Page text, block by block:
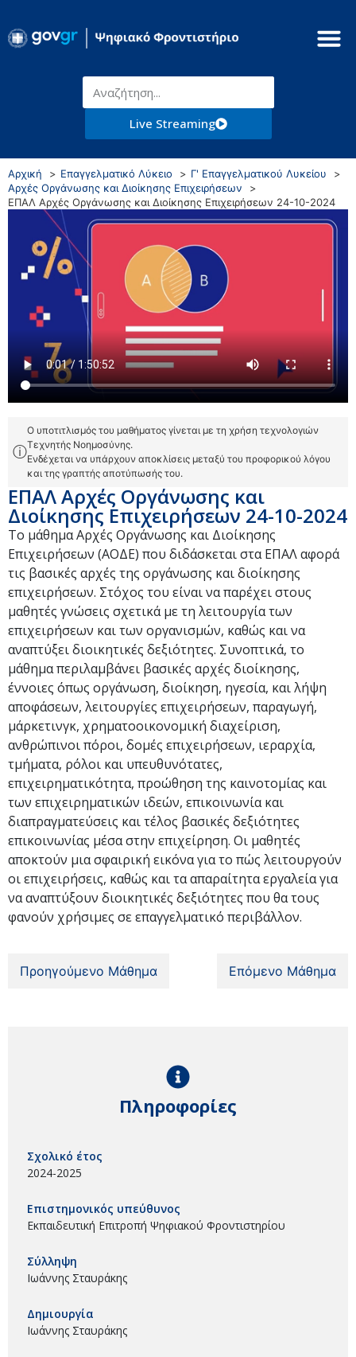
Live Streaming
Αρχική Επαγγελματικό Λύκειο
Γ' Επαγγελματικού Λυκείου
Αρχές Οργάνωσης και Διοίκησης Επιχειρήσεων
ΕΠΑΛ Αρχές Οργάνωσης και Διοίκησης Επιχειρήσεων 24-10-2024
ⓘ
Ο υποτιτλισμός του μαθήματος γίνεται με τη χρήση τεχνολογιών
Τεχνητής Νοημοσύνης.
Ενδέχεται να υπάρχουν αποκλίσεις μεταξύ του προφορικού λόγου
και της γραπτής αποτύπωσής του.
ΕΠΑΛ Αρχές Οργάνωσης και
Διοίκησης Επιχειρήσεων 24-10-2024
Το μάθημα Αρχές Οργάνωσης και Διοίκησης
Επιχειρήσεων (ΑΟΔΕ) που διδάσκεται στα ΕΠΑΛ αφορά
τις βασικές αρχές της οργάνωσης και διοίκησης
επιχειρήσεων. Στόχος του είναι να παρέχει στους
μαθητές γνώσεις σχετικά με τη λειτουργία των
επιχειρήσεων και των οργανισμών, καθώς και να
αναπτύξει διοικητικές δεξιότητες. Συνοπτικά, το
μάθημα περιλαμβάνει βασικές αρχές διοίκησης,
έννοιες όπως οργάνωση, διοίκηση, ηγεσία, και λήψη
αποφάσεων, λειτουργίες επιχειρήσεων, παραγωγή,
μάρκετινγκ, χρηματοοικονομική διαχείριση,
ανθρώπινοι πόροι, δομές επιχειρήσεων, ιεραρχία,
τμήματα, ρόλοι και υπευθυνότατες,
επιχειρηματικότητα, προώθηση της καινοτομίας και
των επιχειρηματικών ιδεών, επικοινωνία και
διαπραγματεύσεις και τέλος βασικές δεξιότητες
επικοινωνίας μέσα στην επιχείρηση. Οι μαθητές
αποκτούν μια σφαιρική εικόνα για το πώς λειτουργούν
οι επιχειρήσεις, καθώς και τα απαραίτητα εργαλεία για
να αναπτύξουν διοικητικές δεξιότητες που θα τους
φανούν χρήσιμες σε επαγγελματικό περιβάλλον.
Προηγούμενο Μάθημα Επόμενο Μάθημα
Πληροφορίες
Σχολικό έτος
2024-2025
Επιστημονικός υπεύθυνος
Εκπαιδευτική Επιτροπή Ψηφιακού Φροντιστηρίου
Σύλληψη
Ιωάννης Σταυράκης
Δημιουργία
Ιωάννης Σταυράκης